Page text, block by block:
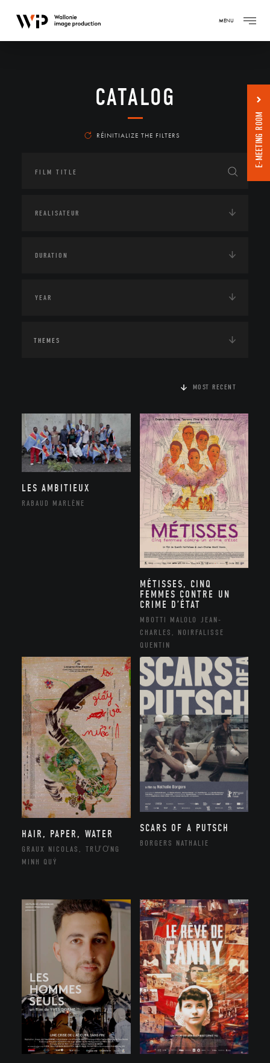
MENU
CATALOG
RÉINITIALIZE THE FILTERS
THEMES
MOST RECENT
LES AMBITIEUX
RABAUD MARLÈNE
MÉTISSES, CINQ
FEMMES CONTRE UN
CRIME D’ÉTAT
MBOTTI MALOLO JEAN-
CHARLES, NOIRFALISSE
QUENTIN
HAIR, PAPER, WATER
GRAUX NICOLAS, TRƯƠNG
MINH QUÝ
SCARS OF A PUTSCH
BORGERS NATHALIE
E-MEETING ROOM